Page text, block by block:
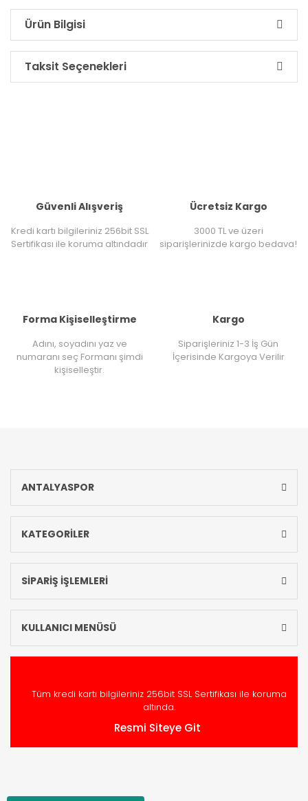
Ürün Bilgisi
Taksit Seçenekleri
Güvenli Alışveriş
Kredi kartı bilgileriniz 256bit SSL
Sertifikası ile koruma altındadır
Ücretsiz Kargo
3000 TL ve üzeri
siparişlerinizde kargo bedava!
Forma Kişiselleştirme
Adını, soyadını yaz ve
numaranı seç Formanı şimdi
kişiselleştir.
Kargo
Siparişleriniz 1-3 İş Gün
İçerisinde Kargoya Verilir
ANTALYASPOR
KATEGORİLER
SİPARİŞ İŞLEMLERİ
KULLANICI MENÜSÜ
Tüm kredi kartı bilgileriniz 256bit SSL Sertifikası ile koruma
altında.
Resmi Siteye Git